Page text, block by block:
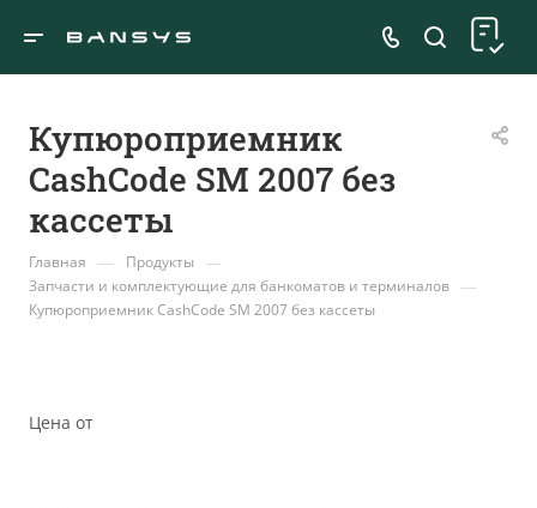
Купюроприемник
CashCode SM 2007 без
кассеты
Главная — Продукты —
Запчасти и комплектующие для банкоматов и терминалов —
Купюроприемник CashCode SM 2007 без кассеты
Цена от